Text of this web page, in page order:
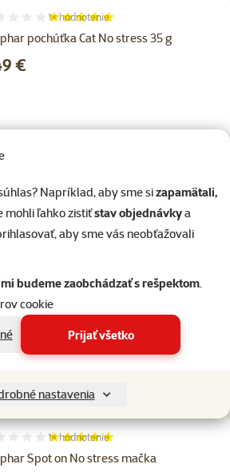
Napríklad, aby sme sizapamätali,
mohli ľahko zistiťstav objednávkya
aby sme vás neobťažovali
budeme zaobchádzať s rešpektom.
cookie
Prijať všetko
nastavenia
pochúťka Cat No stress 35 g
100%, počet hodnotení: 1
1×hodnotenie
€
100%, počet hodnotení: 1
1× hodnotenie
€
Spot on No stress mačka
100%, počet hodnotení: 1
1×hodnotenie